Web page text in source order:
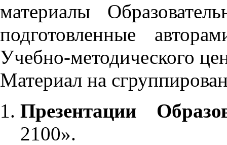
материалы
подготовленные
Учебно-методического
Материал на
Презентации
2100».